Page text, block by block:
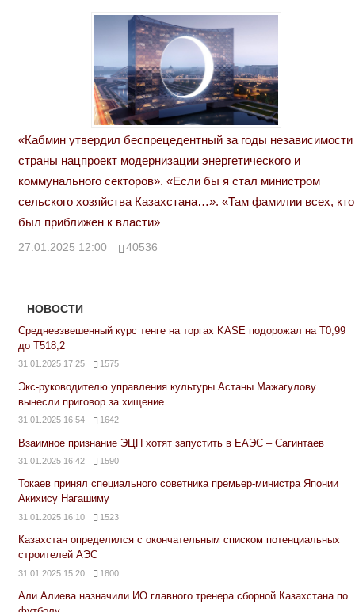
«Кабмин утвердил беспрецедентный за годы независимости
страны нацпроект модернизации энергетического и
коммунального секторов». «Если бы я стал министром
сельского хозяйства Казахстана…». «Там фамилии всех, кто
был приближен к власти»
27.01.2025 12:00 40536
НОВОСТИ
Средневзвешенный курс тенге на торгах KASE подорожал на Т0,99
до Т518,2
31.01.2025 17:25 1575
Экс-руководителю управления культуры Астаны Мажагулову
вынесли приговор за хищение
31.01.2025 16:54 1642
Взаимное признание ЭЦП хотят запустить в ЕАЭС – Сагинтаев
31.01.2025 16:42 1590
Токаев принял специального советника премьер-министра Японии
Акихису Нагашиму
31.01.2025 16:10 1523
Казахстан определился с окончательным списком потенциальных
строителей АЭС
31.01.2025 15:20 1800
Али Алиева назначили ИО главного тренера сборной Казахстана по